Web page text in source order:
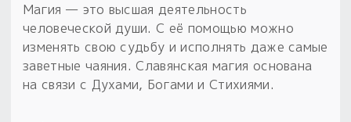
Издания о Славянской культуре и ведовстве
Коллекции
Наборы для курсов и книг
Обереги славян нательные
Гадание
Магия
Библиография
Материалы
Для алтаря
Новинки ›
Готовые заговоры
Для чего:
Магия — это высшая деятельность
человеческой души. С её помощью можно
изменять свою судьбу и исполнять даже самые
заветные чаяния. Славянская магия основана
на связи с Духами, Богами и Стихиями.